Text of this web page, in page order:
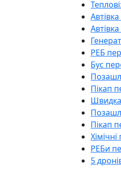
РЕБ
Бус
Пікап
Пікап
РЕБи
5